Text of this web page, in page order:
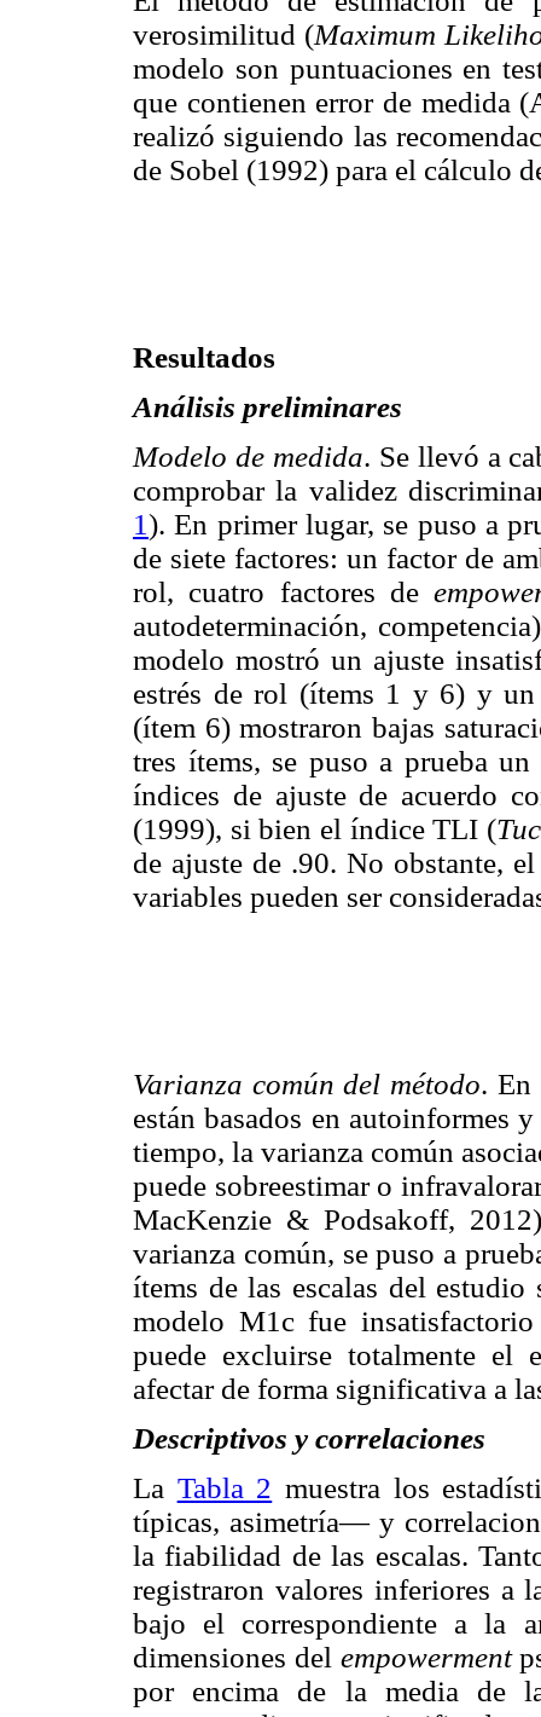
verosimilitud (Maximum
modelo son puntuaciones en
que contienen error de medida
realizó siguiendo las
de Sobel (1992) para el cálculo
Resultados
Análisis preliminares
Modelo de medida. Se llevó a
comprobar la validez
1). En primer lugar, se puso a
de siete factores: un factor de
rol, cuatro factores de
autodeterminación,
modelo mostró un ajuste
estrés de rol (ítems 1 y 6) y
(ítem 6) mostraron bajas
tres ítems, se puso a prueba
índices de ajuste de acuerdo
(1999), si bien el índice TLI (
de ajuste de .90. No obstante,
variables pueden ser
Varianza común del método. En
están basados en autoinformes
tiempo, la varianza común
puede sobreestimar o
MacKenzie & Podsakoff,
varianza común, se puso a
ítems de las escalas del
modelo M1c fue
puede excluirse totalmente el
afectar de forma significativa a
Descriptivos y correlaciones
La Tabla 2 muestra los
típicas, asimetría— y
la fiabilidad de las escalas.
registraron valores inferiores a
bajo el correspondiente a la
dimensiones del empowerment
por encima de la media de